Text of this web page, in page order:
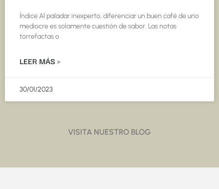
Índice Al paladar inexperto, diferenciar un buen café de uno
mediocre es solamente cuestión de sabor. Las notas
torrefactas o
LEER MÁS >
30/01/2023
VISITA NUESTRO BLOG